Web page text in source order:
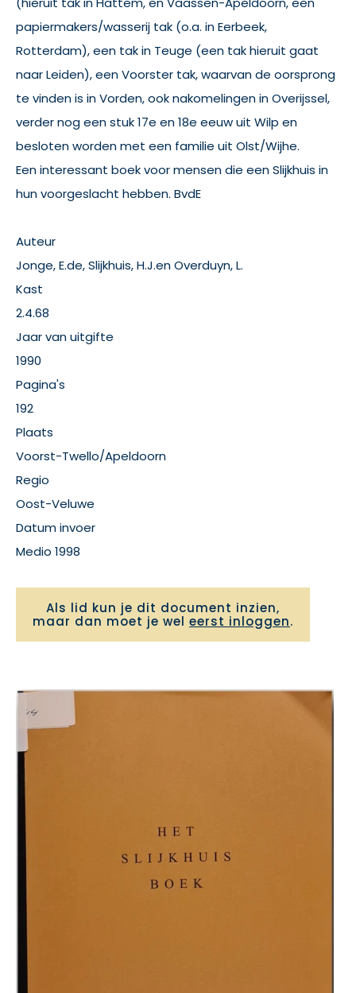
papiermakers/wasserij tak (o.a. in Eerbeek,
Rotterdam), een tak in Teuge (een tak hieruit gaat
naar Leiden), een Voorster tak, waarvan de oorsprong
te vinden is in Vorden, ook nakomelingen in Overijssel,
verder nog een stuk 17e en 18e eeuw uit Wilp en
besloten worden met een familie uit Olst/Wijhe.
Een interessant boek voor mensen die een Slijkhuis in
hun voorgeslacht hebben. BvdE
Auteur
Jonge, E.de, Slijkhuis, H.J.en Overduyn, L.
Kast
2.4.68
Jaar van uitgifte
1990
Pagina's
192
Plaats
Voorst-Twello/Apeldoorn
Regio
Oost-Veluwe
Datum invoer
Medio 1998
Als lid kun je dit document inzien,
maar dan moet je wel eerst inloggen.